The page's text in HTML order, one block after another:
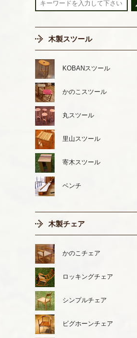
木製スツール
KOBANスツール
かのこスツール
丸スツール
里山スツール
寄木スツール
ベンチ
木製チェア
かのこチェア
ロッキングチェア
シンプルチェア
ビグホーンチェア